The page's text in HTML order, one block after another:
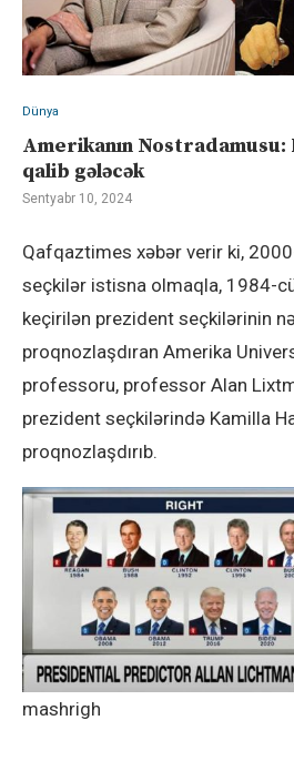
Dünya
Amerikanın
qalib gələcək
Sentyabr 10, 2024
Qafqaztimes xəbər verir ki,
seçkilər istisna olmaqla, 1984-
keçirilən prezident seçkilərinin
proqnozlaşdıran Amerika
professoru, professor Alan
prezident seçkilərində Kamilla
proqnozlaşdırıb.
mashrigh